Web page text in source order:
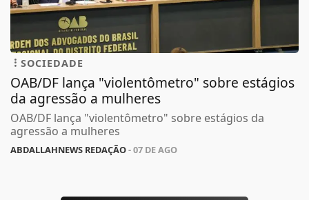
SOCIEDADE
OAB/DF lança "violentômetro" sobre estágios
da agressão a mulheres
OAB/DF lança "violentômetro" sobre estágios da
agressão a mulheres
ABDALLAHNEWS REDAÇÃO- 07 DE AGO